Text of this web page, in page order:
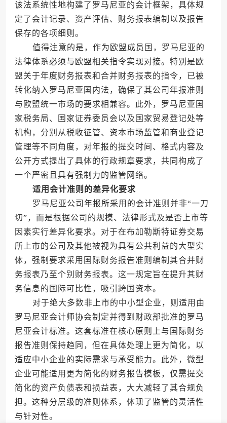
该法系统性地构建了罗马尼亚的会计框架，具体规
定了会计记录、资产评估、财务报表编制以及报告
保存的各项细则。
值得注意的是，作为欧盟成员国，罗马尼亚的
法律体系必须与欧盟相关指令实现对接。特别是欧
盟关于年度财务报表和合并财务报表的指令，已被
转化纳入罗马尼亚国内法，确保了其公司年报准则
与欧盟统一市场的要求相兼容。此外，罗马尼亚国
家税务局、国家证券委员会以及国家贸易登记处等
机构，分别从税收征管、资本市场监管和商业登记
管理等不同角度，对年报的提交时间、格式内容及
公开方式提出了具体的行政规章要求，共同构成了
一个严密且具有强制力的监管网络。
适用会计准则的差异化要求
罗马尼亚公司年报所采用的会计准则并非“一刀
切”，而是根据公司的规模、法律形式及是否上市等
因素实行差异化要求。对于在布加勒斯特证券交易
所上市的公司及其他被视为具有公共利益的大型实
体，强制要求采用国际财务报告准则编制其合并财
务报表乃至个别财务报表。这一规定旨在提升其财
务信息的国际可比性，吸引跨国资本。
对于绝大多数非上市的中小型企业，则适用由
罗马尼亚会计师协会制定并得到财政部批准的罗马
尼亚会计标准。这套标准在核心原则上与国际财务
报告准则保持趋同，但在具体处理上更为简化，以
适应中小企业的实际需求与承受能力。此外，微型
企业可能适用更为简化的财务报告模板，仅需提交
简化的资产负债表和损益表，大大减轻了其合规负
担。这种分层级的准则体系，体现了监管的灵活性
与针对性。